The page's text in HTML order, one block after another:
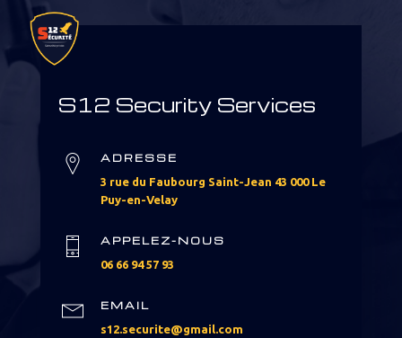
S12 Security Services
ADRESSE
3 rue du Faubourg Saint-Jean 43 000 Le
Puy-en-Velay
APPELEZ-NOUS
06 66 94 57 93
EMAIL
s12.securite@gmail.com